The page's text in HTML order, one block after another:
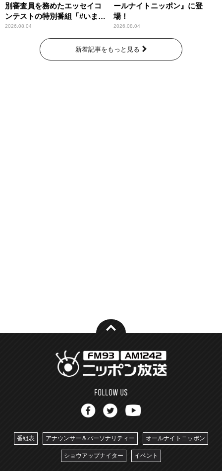
別審査員を務めたエッセイコ
ンテストの特別番組「#いまあ
なたに伝えたいこと」
2026.08.04
ールナイトニッポン』に登
場！
2026.08.04
新着記事をもっと見る
番組表 アナウンサー＆パーソナリティー オールナイトニッポン
ショウアップナイター イベント